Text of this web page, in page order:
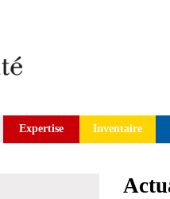
Expertise Inventaire